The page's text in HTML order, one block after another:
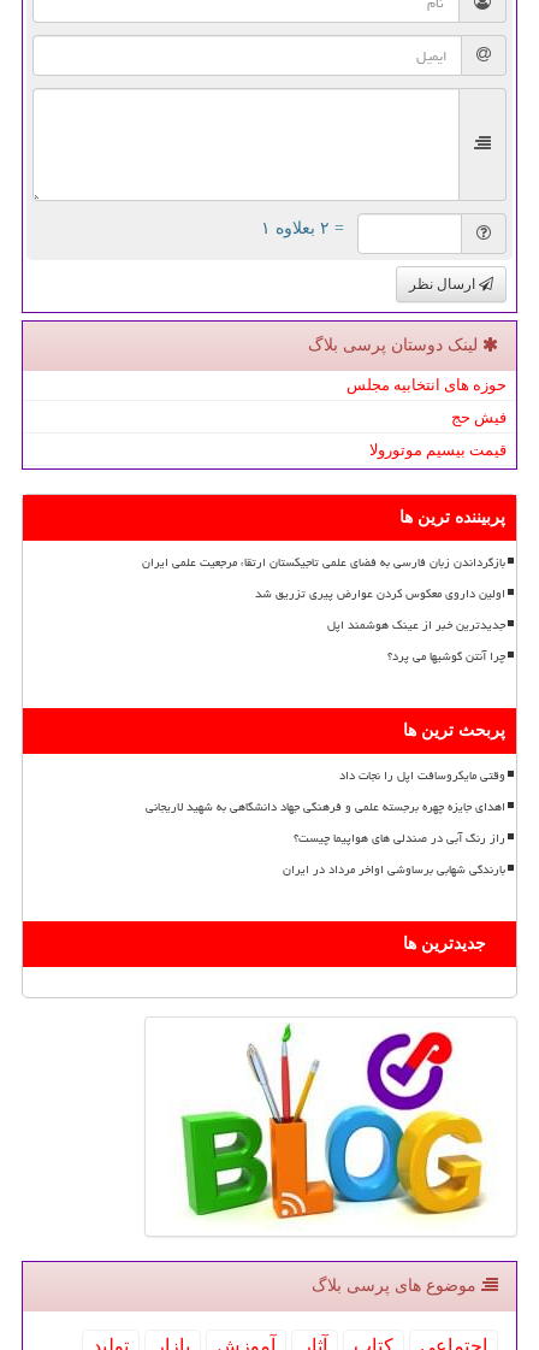
= ۲ بعلاوه ۱
ارسال نظر
لینک دوستان پرسی بلاگ
حوزه های انتخابیه مجلس
فیش حج
قیمت بیسیم موتورولا
پربیننده ترین ها
بازگرداندن زبان فارسی به فضای علمی تاجیکستان ارتقاء مرجعیت علمی ایران
اولین داروی معکوس کردن عوارض پیری تزریق شد
جدیدترین خبر از عینک هوشمند اپل
چرا آنتن گوشیها می پرد؟
پربحث ترین ها
وقتی مایکروسافت اپل را نجات داد
اهدای جایزه چهره برجسته علمی و فرهنگی جهاد دانشگاهی به شهید لاریجانی
راز رنگ آبی در صندلی های هواپیما چیست؟
بارندگی شهابی برساوشی اواخر مرداد در ایران
جدیدترین ها
موضوع های پرسی بلاگ